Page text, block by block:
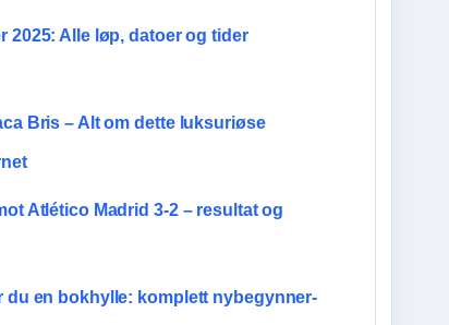
2025: Alle løp, datoer og tider
Bris – Alt om dette luksuriøse
Atlético Madrid 3-2 – resultat og
du en bokhylle: komplett nybegynner-